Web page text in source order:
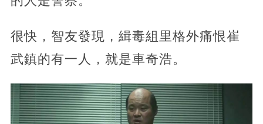
很快，智友發現，緝毒組里格外痛恨崔
武鎮的有一人，就是車奇浩。